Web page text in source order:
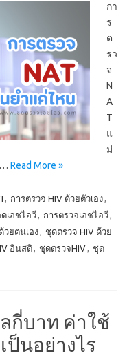
กา
ร
ต
รว
จ
N
A
T
แ
ม่
… Read More »
, การตรวจ HIV ด้วยตัวเอง,
เอชไอวี, การตรวจเอชไอวี,
วยตนเอง, ชุดตรวจ HIV ด้วย
อินสติ, ชุดตรวจHIV, ชุด
กี่บาท ค่าใช้
ป็นอย่างไร